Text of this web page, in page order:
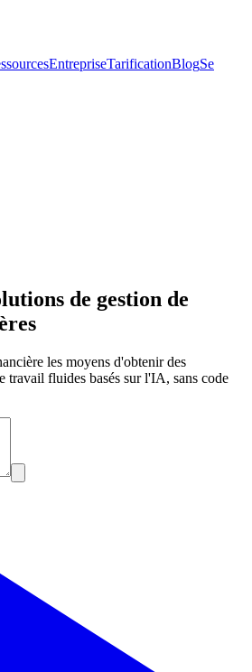
EntrepriseTarificationBlogSe
de gestion de
les moyens d'obtenir des
travail fluides basés sur l'IA, sans code